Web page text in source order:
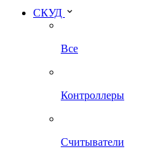
СКУД
Все
Контроллеры
Считыватели